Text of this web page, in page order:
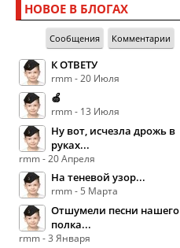
НОВОЕ В БЛОГАХ
Сообщения Комментарии
К ОТВЕТУ
rmm - 20 Июля
🍏
rmm - 13 Июля
Ну вот, исчезла дрожь в
руках...
rmm - 20 Апреля
На теневой узор...
rmm - 5 Марта
Отшумели песни нашего
полка...
rmm - 3 Января